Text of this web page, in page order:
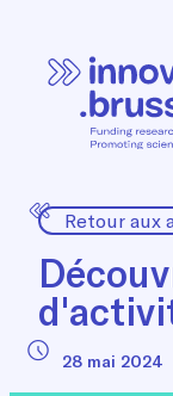
Retour aux
28 mai 2024